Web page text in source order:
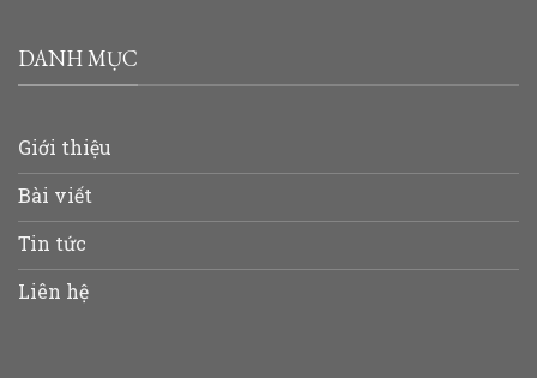
DANH MỤC
Giới thiệu
Bài viết
Tin tức
Liên hệ